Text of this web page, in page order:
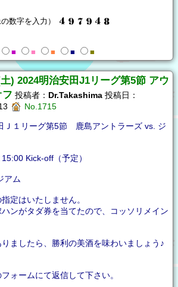
数字を入力）
■ ■ ■ ■ ■
) 2024明治安田J1リーグ第5節 アウ
投稿者： Dr.Takashima 投稿日：
No.1715
Ｊ１リーグ第5節 鹿島アントラーズ vs. ジ
Kick-off（予定）
アム
定はいたしません。
ンがタダ券を当てたので、コッソリメイン
ましたら、勝利の美酒を味わいましょう♪
ォームにて返信して下さい。